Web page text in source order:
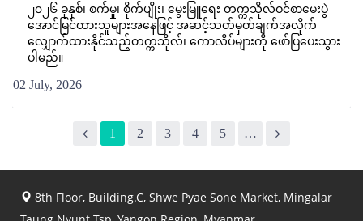
၂၀၂၆ ခုနှစ်၊ စက်မှု၊ စိုက်ပျိုး၊ မွေးမြူရေး တက္ကသိုလ်ဝင်စာမေးပွဲ
အောင်မြင်ထားသူများအနေဖြင့် အဆင့်သတ်မှတ်ချက်အလိုက်
လျှောက်ထားနိုင်သည့်တက္ကသိုလ်၊ ကောလိပ်များကို ဖော်ပြပေးသွား
ပါမည်။
02 July, 2026
1 2 3 4 5 …
8th Floor, Building.C, Shwe Pyae Sone Market, Mingalar